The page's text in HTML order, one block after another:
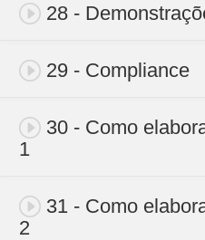
28 -
29 - Compliance
30 - Como
1
31 - Como
2